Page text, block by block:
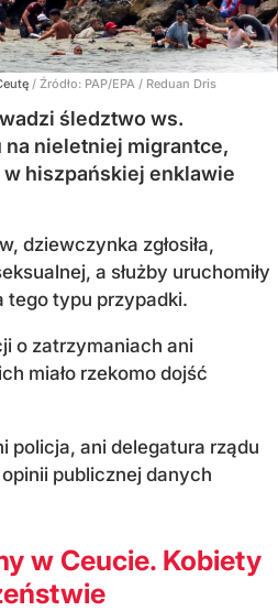
/ Źródło: PAP/EPA / Reduan Dris
śledztwo ws.
na nieletniej migrantce,
w hiszpańskiej enklawie
dziewczynka zgłosiła,
a służby uruchomiły
tego typu przypadki.
o zatrzymaniach ani
miało rzekomo dojść
policja, ani delegatura rządu
publicznej danych
w Ceucie. Kobiety